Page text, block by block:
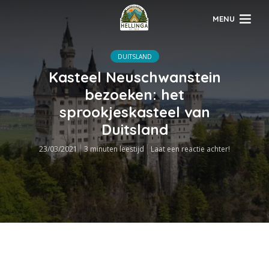
MENU
DUITSLAND
Kasteel Neuschwanstein
bezoeken: het
sprookjeskasteel van
Duitsland
23/03/2021 3 minuten leestijd Laat een reactie achter!